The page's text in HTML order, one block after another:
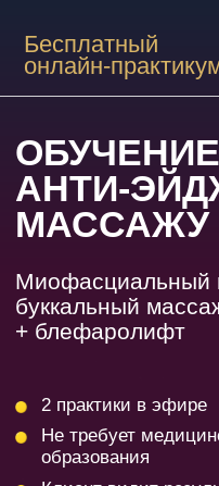
Не требует медицинского
образования
Миофасциальный и
буккальный массаж
+ блефаролифт
АНТИ-ЭЙДЖ
МАССАЖУ
ЗАНЯТЬ МЕСТО
2 практики в эфире
онлайн-практикум